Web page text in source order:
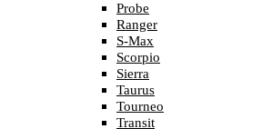
Probe
Ranger
S-Max
Scorpio
Sierra
Taurus
Tourneo
Transit